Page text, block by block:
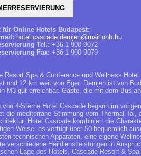
für Online Hotels Budapest:
hotel.cascade.demjen@mail.ohb.hu
Tel.: +36 1 900 9072
Fax: +36 1 900 9079
Resort Spa & Conference und Wellness
und 12 km weit von Eger. Demjen ist von
M3 gut erreichbar. Gäste, die mit dem Bus
von 4-Sterne Hotel Cascade begann im
die mediterrane Stimmung vom Thermal
Hotel Cascade kombiniert die
Weise: es verfügt über 50 bequemlich
technischen Apparaten, eine eigene
verschiedene Heildienstleistungen in
Lage des Hotels, Cascade Resort &